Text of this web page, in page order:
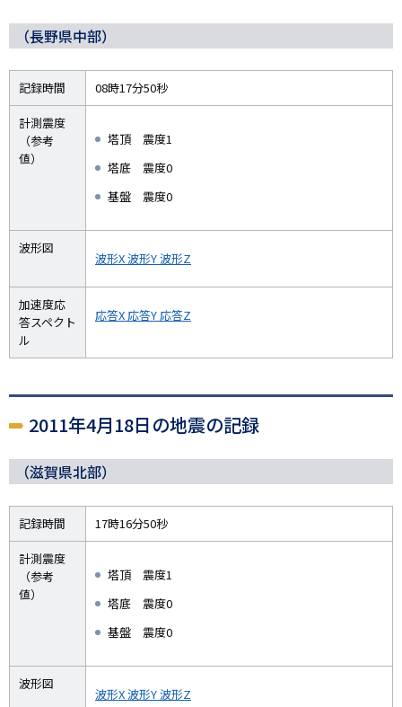
（長野県中部）
記録時間 08時17分50秒
計測震度
（参考
値）
塔頂 震度1
塔底 震度0
基盤 震度0
波形図
波形X波形Y波形Z
加速度応
答スペクト
ル
応答X 応答Y 応答Z
2011年4月18日の地震の記録
（滋賀県北部）
記録時間 17時16分50秒
計測震度
（参考
値）
塔頂 震度1
塔底 震度0
基盤 震度0
波形図
波形X波形Y波形Z